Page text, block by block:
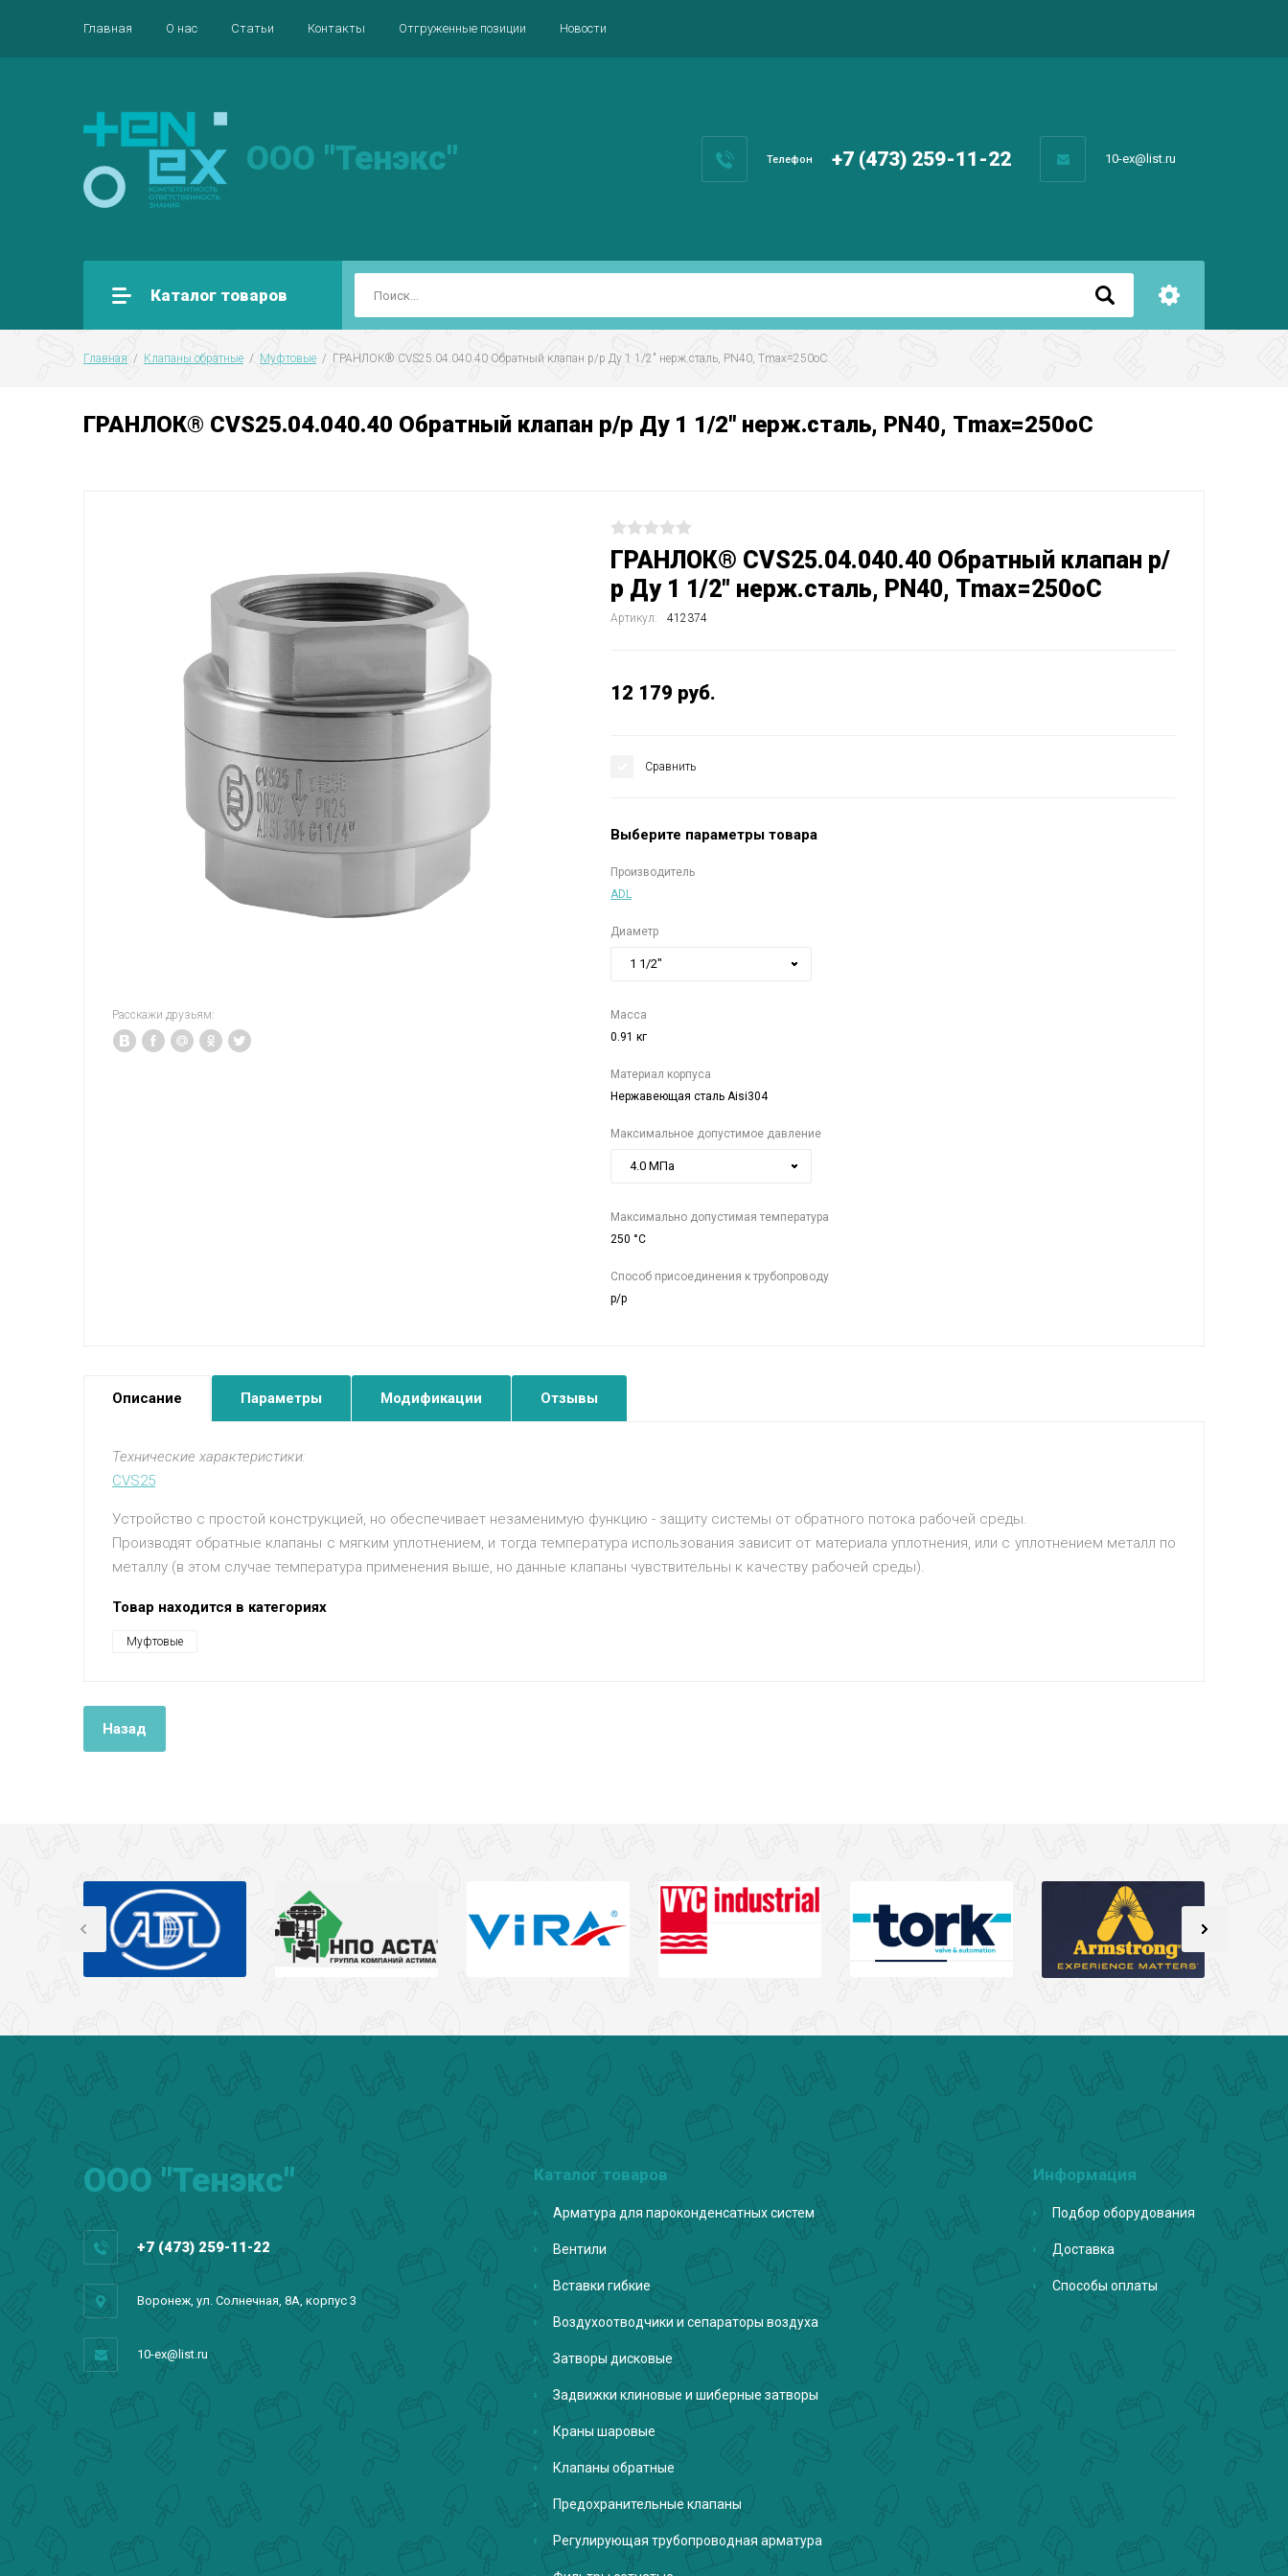
Главная О нас Статьи Контакты Отгруженные позиции Новости
ООО "Тенэкс" Телефон +7 (473) 259-11-22 10-ex@list.ru
Каталог товаров
Главная
  /
Клапаны обратные
  /
Муфтовые
  /  ГРАНЛОК® CVS25.04.040.40 Обратный клапан р/р Ду 1 1/2" нерж.сталь, РN40, Тmax=250oC
ГРАНЛОК® CVS25.04.040.40 Обратный клапан р/р Ду 1 1/2" нерж.сталь, РN40, Тmax=250oC
Расскажи друзьям:
ГРАНЛОК® CVS25.04.040.40 Обратный клапан р/
р Ду 1 1/2" нерж.сталь, РN40, Тmax=250oC
Артикул: 412374
12 179 руб.
Сравнить
Выберите параметры товара
Производитель
ADL
Диаметр
1 1/2"
Масса
0.91 кг
Материал корпуса
Нержавеющая сталь Aisi304
Максимальное допустимое давление
4.0 МПа
Максимально допустимая температура
250 °C
Способ присоединения к трубопроводу
р/р
Описание Параметры Модификации Отзывы
Технические характеристики:
CVS25
Устройство с простой конструкцией, но обеспечивает незаменимую функцию - защиту системы от обратного потока рабочей среды.
Производят обратные клапаны с мягким уплотнением, и тогда температура использования зависит от материала уплотнения, или с уплотнением металл по
металлу (в этом случае температура применения выше, но данные клапаны чувствительны к качеству рабочей среды).
Товар находится в категориях
Муфтовые
Назад
ООО "Тенэкс"
+7 (473) 259-11-22
Воронеж, ул. Солнечная, 8А, корпус 3
10-ex@list.ru
Каталог товаров
Арматура для пароконденсатных систем
Вентили
Вставки гибкие
Воздухоотводчики и сепараторы воздуха
Затворы дисковые
Задвижки клиновые и шиберные затворы
Краны шаровые
Клапаны обратные
Предохранительные клапаны
Регулирующая трубопроводная арматура
Информация
Подбор оборудования
Доставка
Способы оплаты